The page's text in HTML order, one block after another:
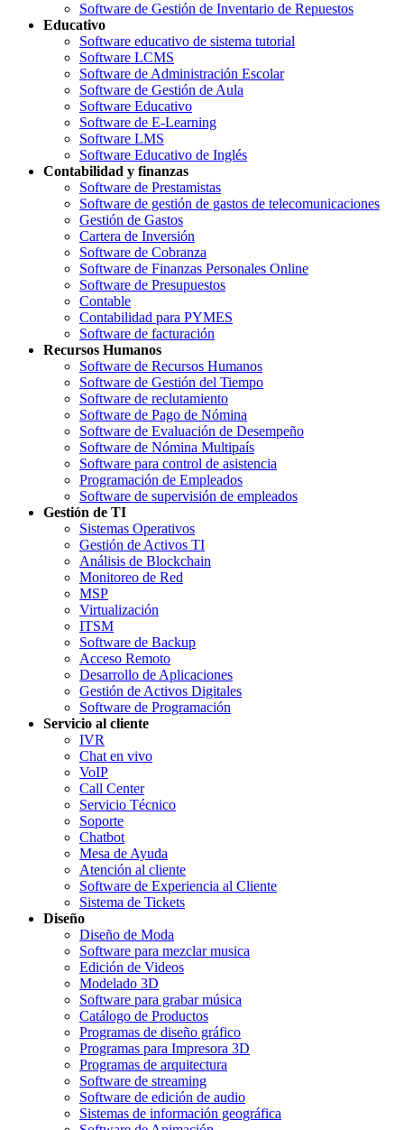
Software de Gestión de Inventario de Repuestos
Educativo
Software educativo de sistema tutorial
Software LCMS
Software de Administración Escolar
Software de Gestión de Aula
Software Educativo
Software de E-Learning
Software LMS
Software Educativo de Inglés
Contabilidad y finanzas
Software de Prestamistas
Software de gestión de gastos de telecomunicaciones
Gestión de Gastos
Cartera de Inversión
Software de Cobranza
Software de Finanzas Personales Online
Software de Presupuestos
Contable
Contabilidad para PYMES
Software de facturación
Recursos Humanos
Software de Recursos Humanos
Software de Gestión del Tiempo
Software de reclutamiento
Software de Pago de Nómina
Software de Evaluación de Desempeño
Software de Nómina Multipaís
Software para control de asistencia
Programación de Empleados
Software de supervisión de empleados
Gestión de TI
Sistemas Operativos
Gestión de Activos TI
Análisis de Blockchain
Monitoreo de Red
MSP
Virtualización
ITSM
Software de Backup
Acceso Remoto
Desarrollo de Aplicaciones
Gestión de Activos Digitales
Software de Programación
Servicio al cliente
IVR
Chat en vivo
VoIP
Call Center
Servicio Técnico
Soporte
Chatbot
Mesa de Ayuda
Atención al cliente
Software de Experiencia al Cliente
Sistema de Tickets
Diseño
Diseño de Moda
Software para mezclar musica
Edición de Videos
Modelado 3D
Software para grabar música
Catálogo de Productos
Programas de diseño gráfico
Programas para Impresora 3D
Programas de arquitectura
Software de streaming
Software de edición de audio
Sistemas de información geográfica